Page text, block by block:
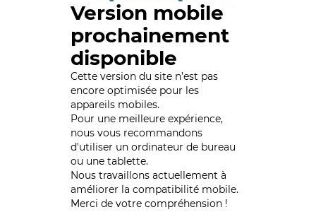
Version mobile
prochainement
disponible
Cette version du site n’est pas
encore optimisée pour les
appareils mobiles.
Pour une meilleure expérience,
nous vous recommandons
d'utiliser un ordinateur de bureau
ou une tablette.
Nous travaillons actuellement à
améliorer la compatibilité mobile.
Merci de votre compréhension !